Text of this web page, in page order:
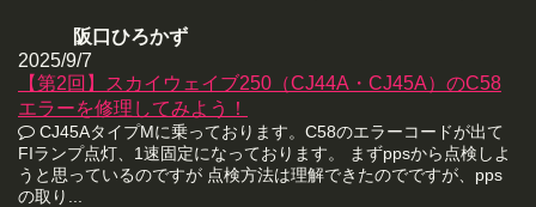
阪口ひろかず
2025/9/7
【第2回】スカイウェイブ250（CJ44A・CJ45A）のC58
エラーを修理してみよう！
CJ45AタイプMに乗っております。C58のエラーコードが出て
FIランプ点灯、1速固定になっております。 まずppsから点検しよ
うと思っているのですが 点検方法は理解できたのでですが、pps
の取り...